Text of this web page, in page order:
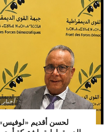
لحسن أقديم «لوفيس»